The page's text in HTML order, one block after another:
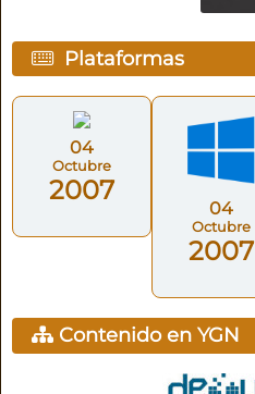
Plataformas
04
Octubre
2007
04
Octubre
2007
Contenido en YGN